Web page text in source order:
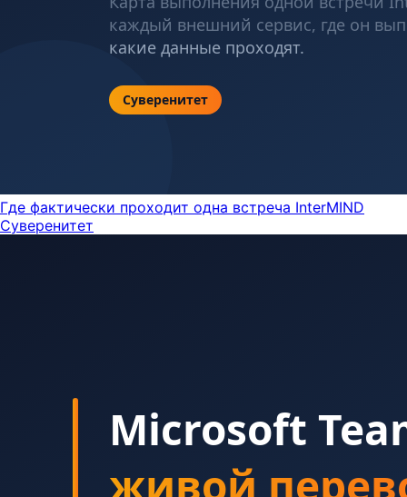
Где фактически проходит одна встреча InterMIND
Суверенитет